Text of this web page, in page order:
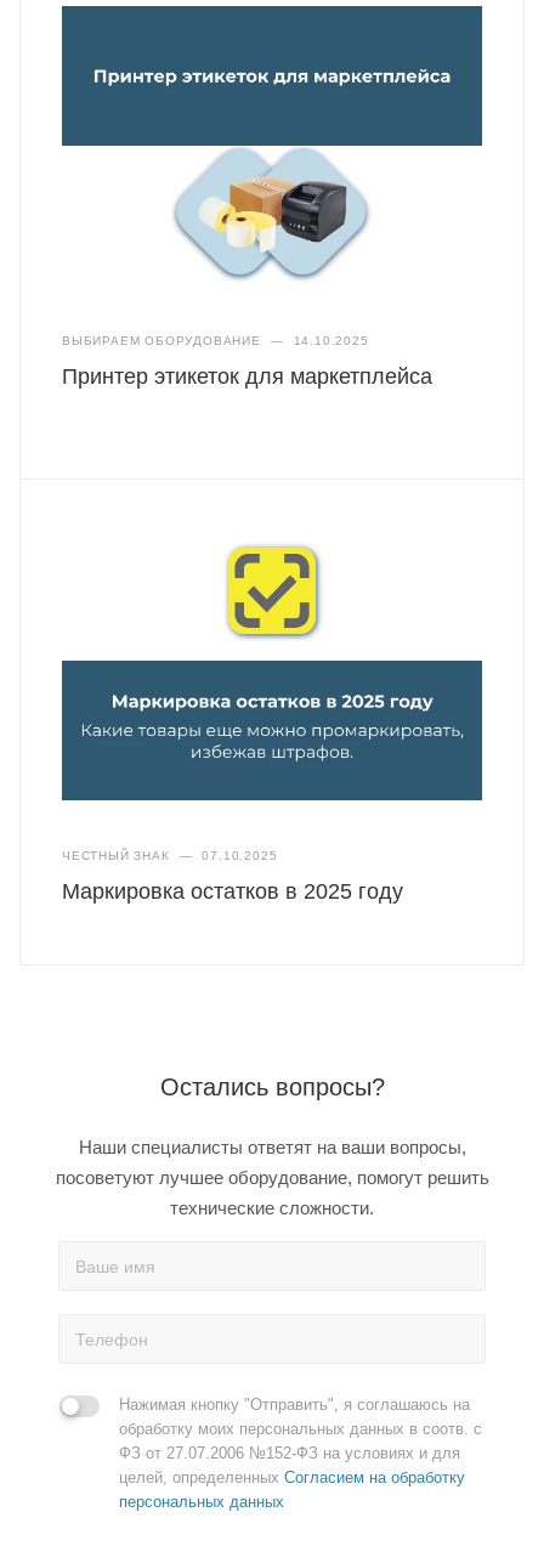
ВЫБИРАЕМ ОБОРУДОВАНИЕ — 14.10.2025
Принтер этикеток для маркетплейса
ЧЕСТНЫЙ ЗНАК — 07.10.2025
Маркировка остатков в 2025 году
Остались вопросы?
Наши специалисты ответят на ваши вопросы,
посоветуют лучшее оборудование, помогут решить
технические сложности.
Нажимая кнопку "Отправить", я соглашаюсь на
обработку моих персональных данных в соотв. с
ФЗ от 27.07.2006 №152-ФЗ на условиях и для
целей, определенных Согласием на обработку
персональных данных